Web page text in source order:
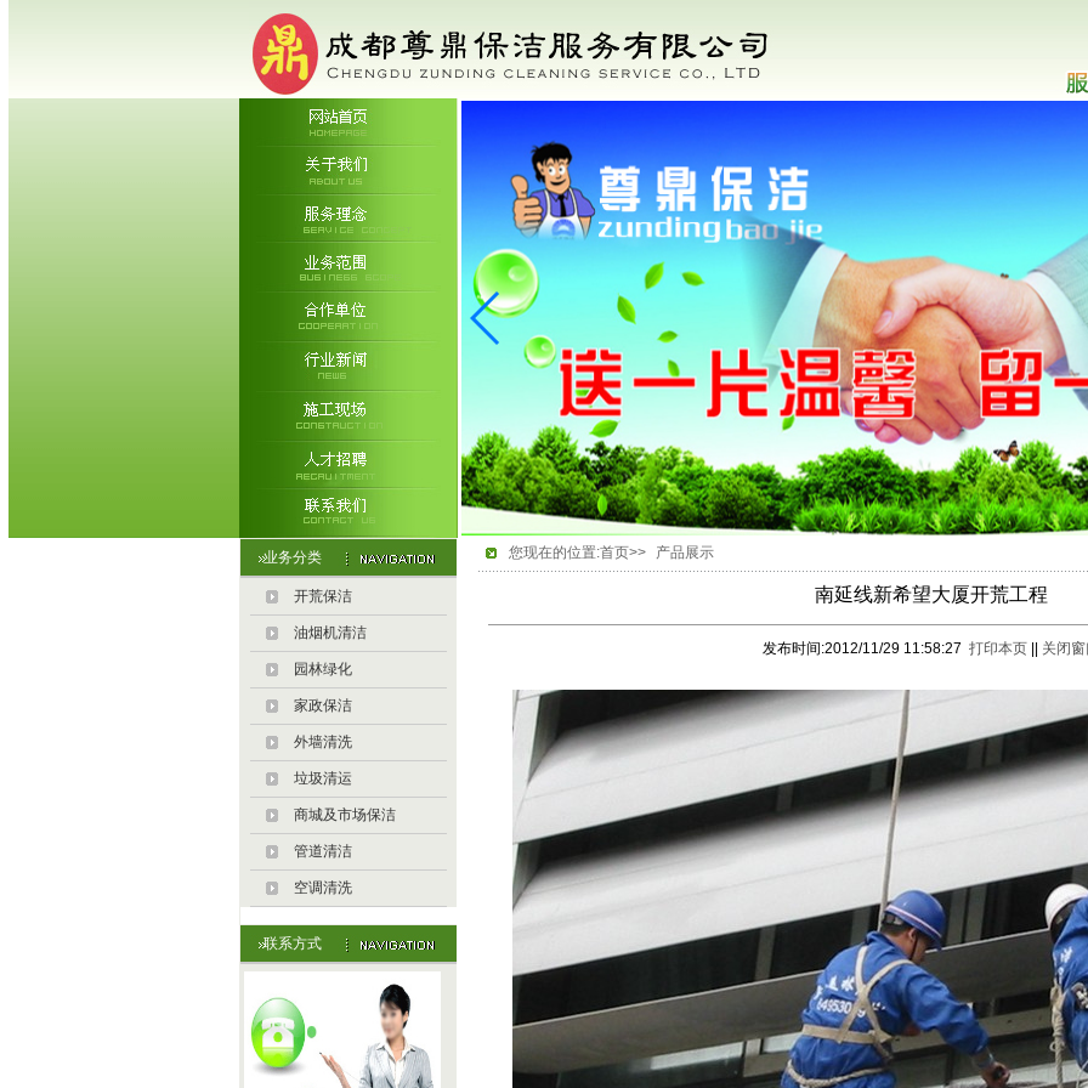
业务分类
开荒保洁
油烟机清洁
园林绿化
家政保洁
外墙清洗
垃圾清运
商城及市场保洁
管道清洁
空调清洗
联系方式
您现在的位置:首页>> 产品展示
南延线新希望大厦开荒工程
发布时间:2012/11/29 11:58:27 打印本页|| 关闭窗